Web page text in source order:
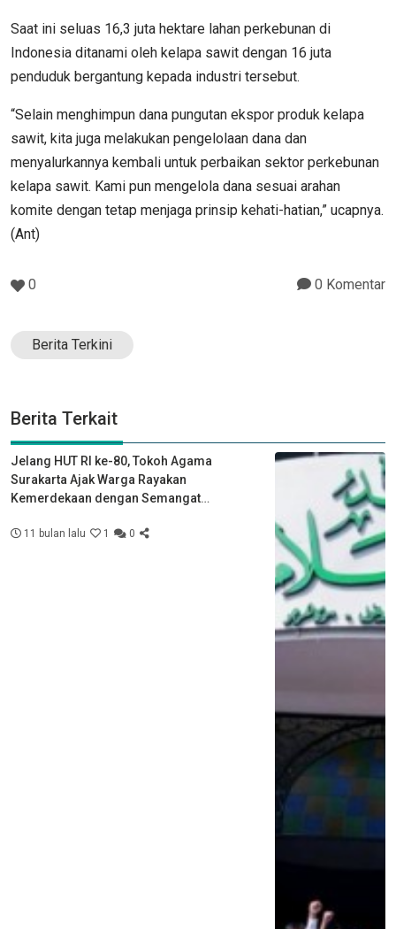
Saat ini seluas 16,3 juta hektare lahan perkebunan di
Indonesia ditanami oleh kelapa sawit dengan 16 juta
penduduk bergantung kepada industri tersebut.
“Selain menghimpun dana pungutan ekspor produk kelapa
sawit, kita juga melakukan pengelolaan dana dan
menyalurkannya kembali untuk perbaikan sektor perkebunan
kelapa sawit. Kami pun mengelola dana sesuai arahan
komite dengan tetap menjaga prinsip kehati-hatian,” ucapnya.
(Ant)
0 0 Komentar
Berita Terkini
Berita Terkait
Jelang HUT RI ke-80, Tokoh Agama
Surakarta Ajak Warga Rayakan
Kemerdekaan dengan Semangat
11 bulan lalu 1 0